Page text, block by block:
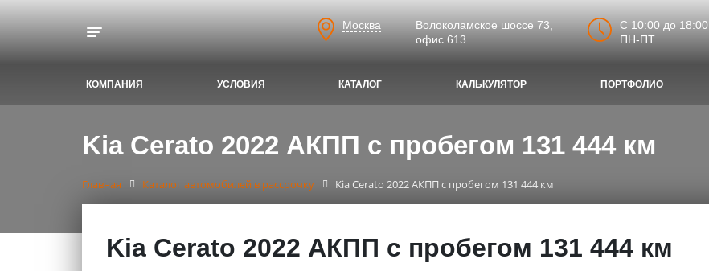
Москва
Волоколамское шоссе 73,
офис 613
C 10:00 до 18:00
ПН-ПТ
КОМПАНИЯ УСЛОВИЯ КАТАЛОГ КАЛЬКУЛЯТОР ПОРТФОЛИО
Kia Cerato 2022 АКПП с пробегом 131 444 км
Главная Каталог автомобилей в рассрочку Kia Cerato 2022 АКПП с пробегом 131 444 км
Kia Cerato 2022 АКПП с пробегом 131 444 км